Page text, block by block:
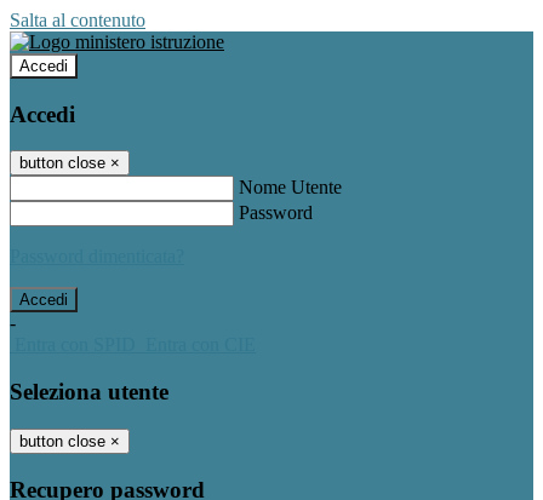
Salta al contenuto
Accedi
Accedi
button close ×
Nome Utente
Password
-
Seleziona utente
button close ×
Recupero password